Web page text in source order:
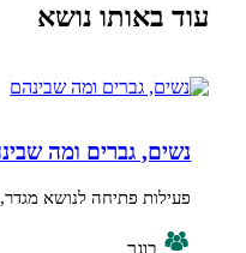
נושא
גברים ומה שבינהם
פתיחה לנושא מגדר, זוגיות ומיניות